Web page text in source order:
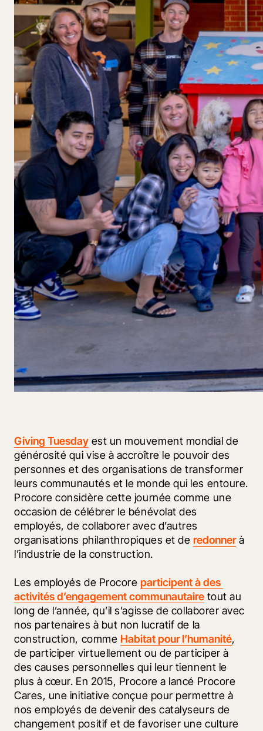
Giving Tuesday est un mouvement mondial de
générosité qui vise à accroître le pouvoir des
personnes et des organisations de transformer
leurs communautés et le monde qui les entoure.
Procore considère cette journée comme une
occasion de célébrer le bénévolat des
employés, de collaborer avec d’autres
organisations philanthropiques et de redonner à
l’industrie de la construction.
Les employés de Procore participent à des
activités d’engagement communautaire tout au
long de l’année, qu’il s’agisse de collaborer avec
nos partenaires à but non lucratif de la
construction, comme Habitat pour l’humanité,
de participer virtuellement ou de participer à
des causes personnelles qui leur tiennent le
plus à cœur. En 2015, Procore a lancé Procore
Cares, une initiative conçue pour permettre à
nos employés de devenir des catalyseurs de
changement positif et de favoriser une culture